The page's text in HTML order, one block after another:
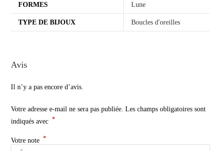
FORMES Lune
TYPE DE BIJOUX Boucles d'oreilles
Avis
Il n’y a pas encore d’avis.
Votre adresse e-mail ne sera pas publiée. Les champs obligatoires sont
indiqués avec *
Votre note *